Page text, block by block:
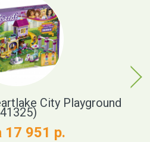
City Playground
17 951 р.
Next